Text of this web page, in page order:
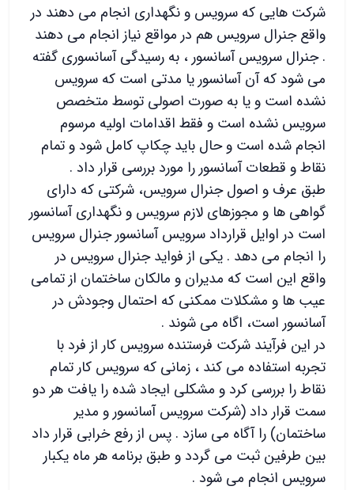
شرکت هایی که سرویس و نگهداری انجام می دهند در
واقع جنرال سرویس هم در مواقع نیاز انجام می دهند
. جنرال سرویس آسانسور ، به رسیدگی آسانسوری گفته
می شود که آن آسانسور یا مدتی است که سرویس
نشده است و یا به صورت اصولی توسط متخصص
سرویس نشده است و فقط اقدامات اولیه مرسوم
انجام شده است و حال باید چکاپ کامل شود و تمام
نقاط و قطعات آسانسور را مورد بررسی قرار داد .
طبق عرف و اصول جنرال سرویس، شرکتی که دارای
گواهی ها و مجوزهای لازم سرویس و نگهداری آسانسور
است در اوایل قرارداد سرویس آسانسور جنرال سرویس
را انجام می دهد . یکی از فواید جنرال سرویس در
واقع این است که مدیران و مالکان ساختمان از تمامی
عیب ها و مشکلات ممکنی که احتمال وجودش در
آسانسور است، اگاه می شوند .
در این فرآیند شرکت فرستنده سرویس کار از فرد با
تجربه استفاده می کند ، زمانی که سرویس کار تمام
نقاط را بررسی کرد و مشکلی ایجاد شده را یافت هر دو
سمت قرار داد (شرکت سرویس آسانسور و مدیر
ساختمان) را آگاه می سازد . پس از رفع خرابی قرار داد
بین طرفین ثبت می گردد و طبق برنامه هر ماه یکبار
سرویس انجام می شود .